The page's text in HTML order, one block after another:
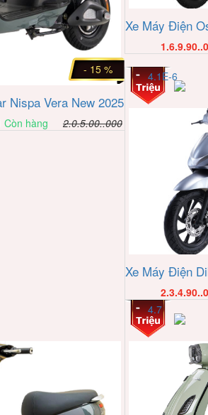
Nispa Vera New 2025
2.0.5.00..000
- 15 %
Còn hàng
Xe Máy Điện
4.1E-6
Xe Máy Điện
4.7